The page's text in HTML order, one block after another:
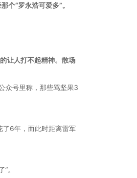
个“罗永浩可爱多”。
让人打不起精神。散场
众号里称，那些骂坚果3
6年，而此时距离雷军
。